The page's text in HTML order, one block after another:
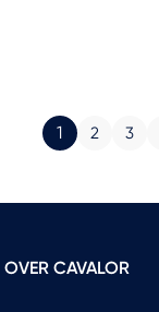
1 2 3
OVER CAVALOR